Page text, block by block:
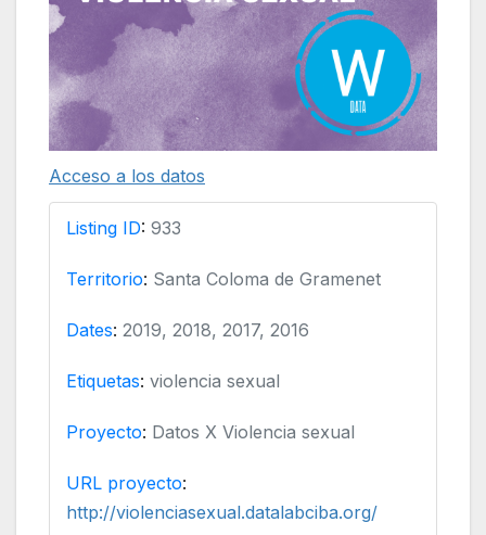
Acceso a los datos
Listing ID: 933
Territorio: Santa Coloma de Gramenet
Dates: 2019, 2018, 2017, 2016
Etiquetas: violencia sexual
Proyecto: Datos X Violencia sexual
URL proyecto:
http://violenciasexual.datalabciba.org/